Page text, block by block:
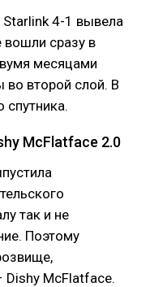
Starlink 4-1 вывела
вошли сразу в
месяцами
второй слой. В
спутника.
McFlatface 2.0
так и не
Поэтому
McFlatface.